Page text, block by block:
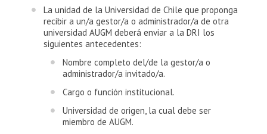
La unidad de la Universidad de Chile que proponga
recibir a un/a gestor/a o administrador/a de otra
universidad AUGM deberá enviar a la DRI los
siguientes antecedentes:
Nombre completo del/de la gestor/a o
administrador/a invitado/a.
Cargo o función institucional.
Universidad de origen, la cual debe ser
miembro de AUGM.